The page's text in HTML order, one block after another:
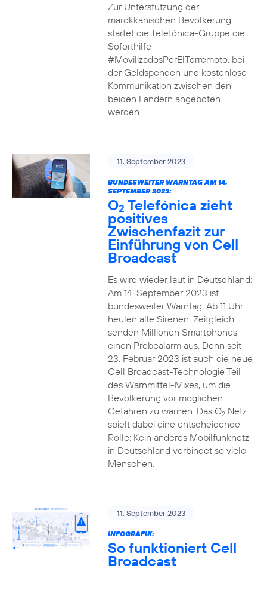
Zur Unterstützung der
marokkanischen Bevölkerung
startet die Telefónica-Gruppe die
Soforthilfe
#MovilizadosPorElTerremoto, bei
der Geldspenden und kostenlose
Kommunikation zwischen den
beiden Ländern angeboten
werden.
11. September 2023
BUNDESWEITER WARNTAG AM 14.
SEPTEMBER 2023:
O2 Telefónica zieht
positives
Zwischenfazit zur
Einführung von Cell
Broadcast
Es wird wieder laut in Deutschland:
Am 14. September 2023 ist
bundesweiter Warntag. Ab 11 Uhr
heulen alle Sirenen. Zeitgleich
senden Millionen Smartphones
einen Probealarm aus. Denn seit
23. Februar 2023 ist auch die neue
Cell Broadcast-Technologie Teil
des Warnmittel-Mixes, um die
Bevölkerung vor möglichen
Gefahren zu warnen. Das O2Netz
spielt dabei eine entscheidende
Rolle: Kein anderes Mobilfunknetz
in Deutschland verbindet so viele
Menschen.
11. September 2023
INFOGRAFIK:
So funktioniert Cell
Broadcast